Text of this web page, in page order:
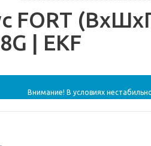
FORT
| EKF
Внимание! В условиях